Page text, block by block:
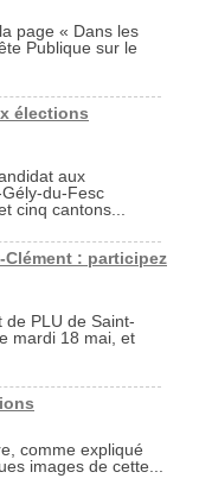
page « Dans les
Publique sur le
élections
aux
du-Fesc
cinq cantons...
Clément : participez
de PLU de Saint-
mardi 18 mai, et
comme expliqué
images de cette...